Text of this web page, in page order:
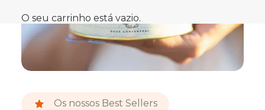
O seu carrinho está vazio.
Os nossos Best Sellers